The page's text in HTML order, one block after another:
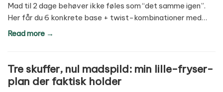
Mad til 2 dage behøver ikke føles som “det samme igen”.
Her får du 6 konkrete base + twist-kombinationer med…
Read more →
Tre skuffer, nul madspild: min lille-fryser-
plan der faktisk holder